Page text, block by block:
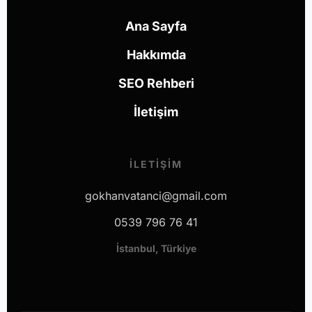
Ana Sayfa
Hakkımda
SEO Rehberi
İletişim
İLETIŞIM
gokhanvatanci@gmail.com
0539 796 76 41
İstanbul, Türkiye